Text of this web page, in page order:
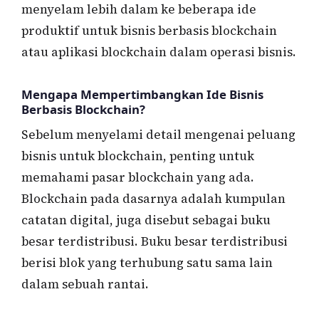
menyelam lebih dalam ke beberapa ide
produktif untuk bisnis berbasis blockchain
atau aplikasi blockchain dalam operasi bisnis.
Mengapa Mempertimbangkan Ide Bisnis
Berbasis Blockchain?
Sebelum menyelami detail mengenai peluang
bisnis untuk blockchain, penting untuk
memahami pasar blockchain yang ada.
Blockchain pada dasarnya adalah kumpulan
catatan digital, juga disebut sebagai buku
besar terdistribusi. Buku besar terdistribusi
berisi blok yang terhubung satu sama lain
dalam sebuah rantai.